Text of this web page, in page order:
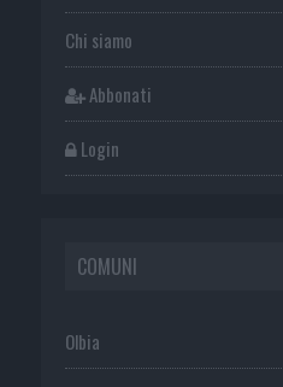
Chi siamo
Abbonati
Login
COMUNI
Olbia